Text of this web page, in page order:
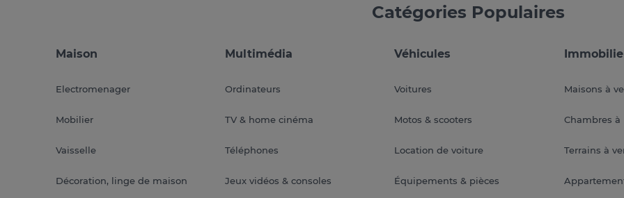
Catégories Populaires
Maison
Electromenager
Mobilier
Vaisselle
Décoration, linge de maison
Multimédia
Ordinateurs
TV & home cinéma
Téléphones
Jeux vidéos & consoles
Véhicules
Voitures
Motos & scooters
Location de voiture
Équipements & pièces
Maisons à
Chambres à
Terrains à